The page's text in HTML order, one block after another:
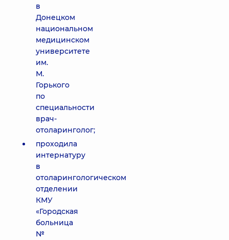
в
Донецком
национальном
медицинском
университете
им.
М.
Горького
по
специальности
врач-
отоларинголог;
проходила
интернатуру
в
отоларингологическом
отделении
КМУ
«Городская
больница
№